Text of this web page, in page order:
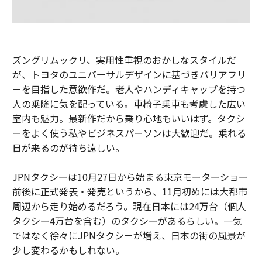
ズングリムックリ、実用性重視のおかしなスタイルだ
が、トヨタのユニバーサルデザインに基づきバリアフリ
ーを目指した意欲作だ。老人やハンディキャップを持つ
人の乗降に気を配っている。車椅子乗車も考慮した広い
室内も魅力。最新作だから乗り心地もいいはず。タクシ
ーをよく使う私やビジネスパーソンは大歓迎だ。乗れる
日が来るのが待ち遠しい。
JPNタクシーは10月27日から始まる東京モーターショー
前後に正式発表・発売というから、11月初めには大都市
周辺から走り始めるだろう。現在日本には24万台（個人
タクシー4万台を含む）のタクシーがあるらしい。一気
ではなく徐々にJPNタクシーが増え、日本の街の風景が
少し変わるかもしれない。